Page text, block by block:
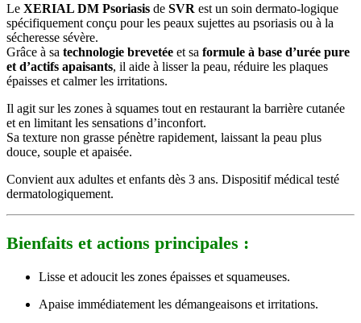
Le XERIAL DM Psoriasis de SVR est un soin dermato-logique
spécifiquement conçu pour les peaux sujettes au psoriasis ou à la
sécheresse sévère.
Grâce à sa technologie brevetée et sa formule à base d’urée pure
et d’actifs apaisants, il aide à lisser la peau, réduire les plaques
épaisses et calmer les irritations.
Il agit sur les zones à squames tout en restaurant la barrière cutanée
et en limitant les sensations d’inconfort.
Sa texture non grasse pénètre rapidement, laissant la peau plus
douce, souple et apaisée.
Convient aux adultes et enfants dès 3 ans. Dispositif médical testé
dermatologiquement.
Bienfaits et actions principales :
Lisse et adoucit les zones épaisses et squameuses.
Apaise immédiatement les démangeaisons et irritations.